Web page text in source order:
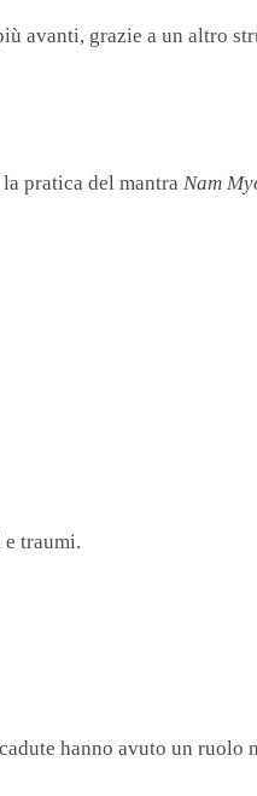
avanti, grazie a un altro
pratica del mantra Nam
traumi.
hanno avuto un ruolo